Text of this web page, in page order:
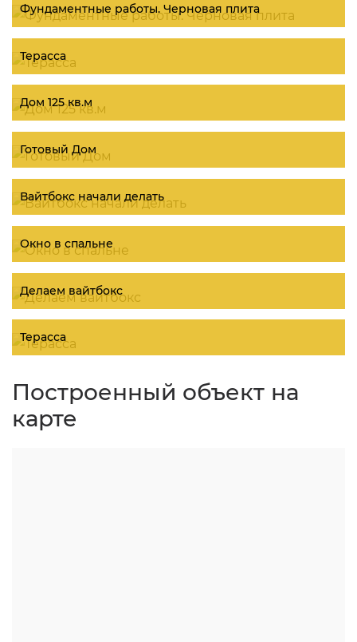
Фундаментные работы. Черновая плита
Терасса
Дом 125 кв.м
Готовый Дом
Вайтбокс начали делать
Окно в спальне
Делаем вайтбокс
Терасса
Построенный объект на
карте